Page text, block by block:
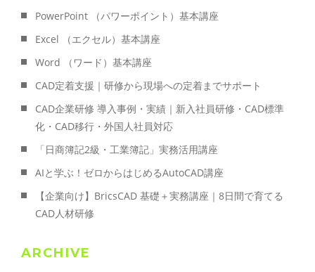
PowerPoint （パワーポイント）基本講座
Excel （エクセル）基本講座
Word （ワード）基本講座
CAD定着支援｜研修から現場への定着までサポート
CAD企業研修 導入事例・実績｜新入社員研修・CAD標準
化・CAD移行・外国人社員対応
「日商簿記2級・工業簿記」実務活用講座
AIと学ぶ！ゼロからはじめるAutoCAD講座
【企業向け】BricsCAD 基礎＋実務講座｜8日間で育てる
CAD人材研修
ARCHIVE